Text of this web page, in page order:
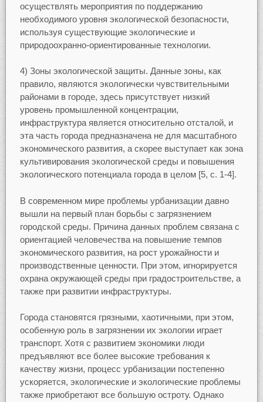
осуществлять мероприятия по поддержанию
необходимого уровня экологической безопасности,
используя существующие экологические и
природоохранно-ориентированные технологии.
4) Зоны экологической защиты. Данные зоны, как
правило, являются экологически чувствительными
районами в городе, здесь присутствует низкий
уровень промышленной концентрации,
инфраструктура является относительно отсталой, и
эта часть города предназначена не для масштабного
экономического развития, а скорее выступает как зона
культивирования экологической среды и повышения
экологического потенциала города в целом [5, с. 1-4].
В современном мире проблемы урбанизации давно
вышли на первый план борьбы с загрязнением
городской среды. Причина данных проблем связана с
ориентацией человечества на повышение темпов
экономического развития, на рост урожайности и
производственные ценности. При этом, игнорируется
охрана окружающей среды при градостроительстве, а
также при развитии инфраструктуры.
Города становятся грязными, хаотичными, при этом,
особенную роль в загрязнении их экологии играет
транспорт. Хотя с развитием экономики люди
предъявляют все более высокие требования к
качеству жизни, процесс урбанизации постепенно
ускоряется, экологические и экологические проблемы
также приобретают все большую остроту. Однако